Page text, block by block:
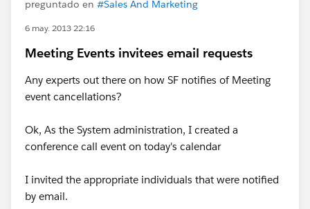
preguntado en #Sales And Marketing
6 may. 2013 22:16
Meeting Events invitees email requests
Any experts out there on how SF notifies of Meeting
event cancellations?
Ok, As the System administration, I created a
conference call event on today's calendar
I invited the appropriate individuals that were notified
by email.